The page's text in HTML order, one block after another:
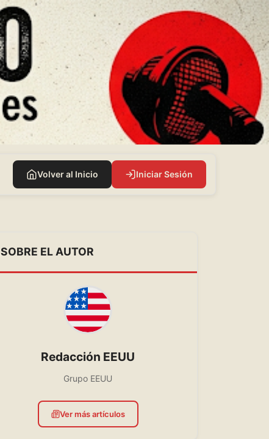
Volver al Inicio Iniciar Sesión
SOBRE EL AUTOR
Redacción EEUU
Grupo EEUU
Ver más artículos